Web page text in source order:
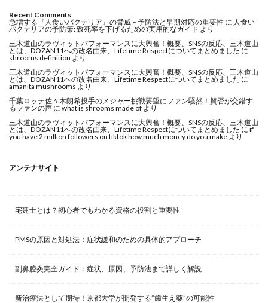
Recent Comments
急増する『人食いバクテリア』の脅威 – 予防法と早期対応の重要性 に 人食い
バクテリアの予防策: 致死率を下げるための実用的なガイド より
三木道山のラヴィットパフォーマンスに大興奮！概要、SNSの反応、三木道山
とは、DOZAN11への改名由来、Lifetime Respectについてまとめました に
shrooms definition より
三木道山のラヴィットパフォーマンスに大興奮！概要、SNSの反応、三木道山
とは、DOZAN11への改名由来、Lifetime Respectについてまとめました に
amanita mushrooms より
千葉ロッテ佐々木朗希投手のメジャー挑戦要望にファン騒然！賛否が交錯す
るファンの声 に what is shrooms made of より
三木道山のラヴィットパフォーマンスに大興奮！概要、SNSの反応、三木道山
とは、DOZAN11への改名由来、Lifetime Respectについてまとめました に if
you have 2 million followers on tiktok how much money do you make より
アンテナサイト
宅建士とは？初心者でもわかる資格の役割と重要性
PMSの原因と対処法：症状緩和のための具体的アプローチ
副鼻腔炎完全ガイド：症状、原因、予防法まで詳しく解説
新治療法として期待！京都大学が開発する”歯生え薬”の可能性